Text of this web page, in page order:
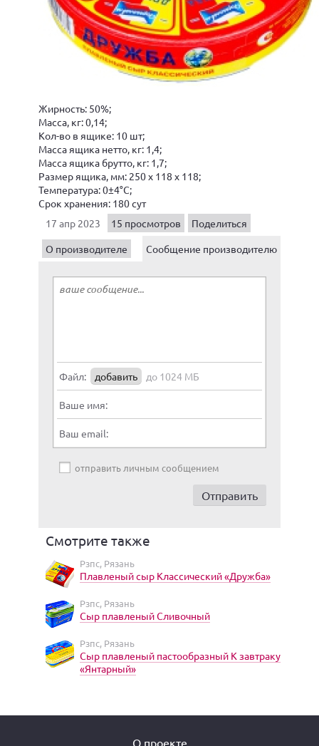
Жирность: 50%;
Масса, кг: 0,14;
Кол-во в ящике: 10 шт;
Масса ящика нетто, кг: 1,4;
Масса ящика брутто, кг: 1,7;
Размер ящика, мм: 250 x 118 x 118;
Температура: 0±4°С;
Срок хранения: 180 сут
17 апр 2023
15 просмотров
Поделиться
О производителе
Сообщение производителю
Файл: добавить до 1024 МБ
Ваше имя:
Ваш email:
отправить личным сообщением
Смотрите также
Рзпс, Рязань
Плавленый сыр Классический «Дружба»
Рзпс, Рязань
Сыр плавленый Сливочный
Рзпс, Рязань
Сыр плавленый пастообразный К завтраку
«Янтарный»
О проекте